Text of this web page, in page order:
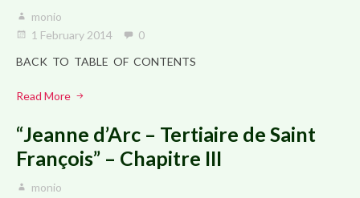
monio
1 February 2014
0
BACK TO TABLE OF CONTENTS
Read More
“Jeanne d’Arc – Tertiaire de Saint
François” – Chapitre III
monio